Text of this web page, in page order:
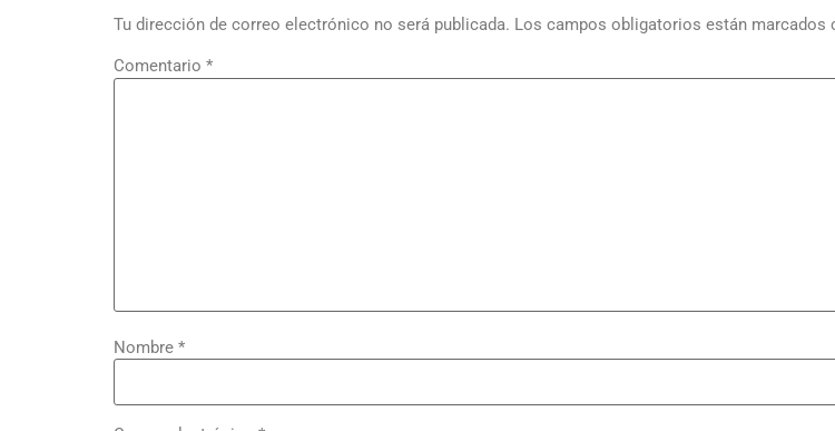
Tu dirección de correo electrónico no será publicada. Los campos obligatorios están marcados
Comentario *
Nombre *